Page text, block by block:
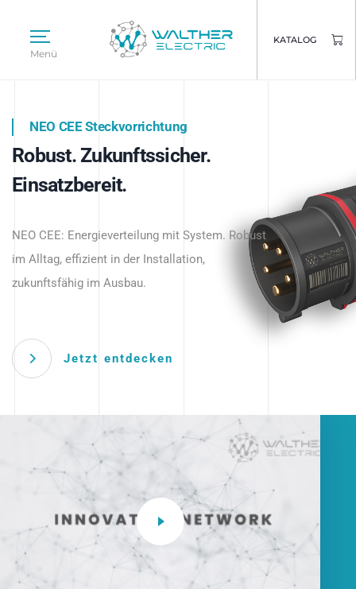
Menü
KATALOG
Intelligente Stromverteilung
beginnt hier.
NEO CEE Steckvorrichtung
Robust. Zukunftssicher.
Einsatzbereit.
NEO CEE: Energieverteilung mit System. Robust
im Alltag, effizient in der Installation,
zukunftsfähig im Ausbau.
Jetzt entdecken
Intelligenz trifft Energie.
Anwendungen – robust, IP-geschützt und
zukunftsfähig.